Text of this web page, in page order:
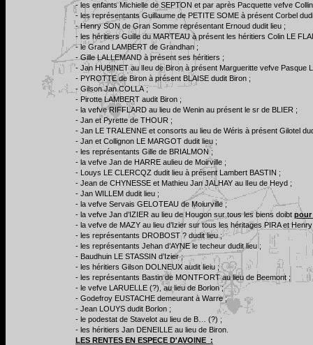
- les enfants Michielle de SEPTON et par après Pacquette vefve
- les représentants Guillaume de PETITE SOME à présent Corbel
- Henry SON de Gran Somme représentant Ernoud dudit lieu ;
- les héritiers Guille du MARTEAU à présent les héritiers Colin LE
- le Grand LAMBERT de Grandhan ;
- Gille LALLEMAND à présent ses héritiers ;
- Jan HUBINET au lIeu de Biron à présent Margueritte vefve Pasque
- PYROTTE de Biron à présent BLAISE dudit Biron ;
- Gilson Jan COLLA ;
- Pirotte LAMBERT audit Biron ;
- la vefve RIFFLARD au lieu de Wenin au présent le sr de BLIER ;
- Jan et Pyrette de THOUR ;
- Jan LE TRALENNE et consorts au lieu de Wéris à présent Gilotel
- Jan et Collignon LE MARGOT dudit lieu ;
- les représentants Gille de BRIALMON ;
- la vefve Jan de HARRE aulieu de Moirville ;
- Louys LE CLERCQZ dudit lieu à présent Lambert BASTIN ;
- Jean de CHYNESSE et Mathieu Jan JALHAY au lIeu de Heyd ;
- Jan WILLEM dudit lieu ;
- la vefve Servais GELOTEAU de Moiurville ;
- la vefve Jan d’IZIER au lieu de Hougon sur tous les biens doibtpour
- la vefve de MAZY au lieu d’Izier sur tous les héritages PIRA et
- les représentants DROBOST ? dudit lieu ;
- les représentants Jehan d’AYNE le techeur dudit lieu ;
- Baudhuin LE STASSIN d’Izier ;
- les héritiers Gilson DOLNEUX audit lieiu ;
- les représentants Bastin de MONTFORT au lieu de Beemont ;
- le vefve LARUELLE (?), au lieu de Borlon ;
- Godefroy EUSTACHE demeurant à Warre ;
- Jean LOUYS dudit Borlon ;
- le podestat de Stavelot au lieu de B… (?) ;
- les héritiers Jan DENEILLE au lieu de Biron.
LES RENTES EN ESPECE D'AVOINE :